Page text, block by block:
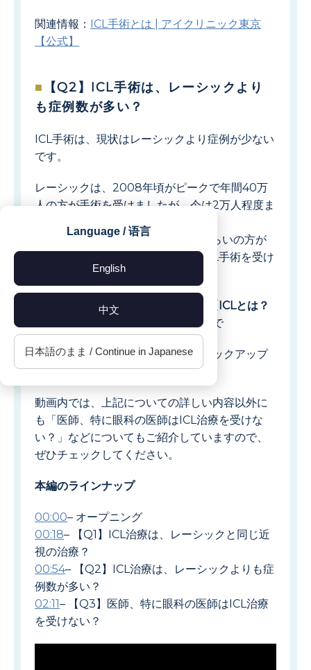
Language / 语言
English
中文
日本語のまま / Continue in Japanese
関連情報： ICL手術とは | アイクリニック東京
【公式】
【Q2】ICL手術は、レーシックより
も症例数が多い？
ICL手術は、現状はレーシックより症例が少ない
です。
レーシックは、2008年頃がピークで年間40万
人の方が手術を受けましたが、今は2万人程度ま
一方、ICLは年間で1万〜1万5千人くらいの方が
受けているという現状で、今後はICL手術を受け
る方が増えると言われています。
ICL手術のうそ？ほんと？シリーズ【ICLとは？
についてくわしくは動画本編で
今回は動画本編から内容の一部をピックアップ
してお伝えしました。
動画内では、上記についての詳しい内容以外に
も「医師、特に眼科の医師はICL治療を受けな
い？」などについてもご紹介していますので、
ぜひチェックしてください。
本編のラインナップ
00:00– オープニング
00:18– 【Q1】ICL治療は、レーシックと同じ近
視の治療？
00:54– 【Q2】ICL治療は、レーシックよりも症
例数が多い？
02:11– 【Q3】医師、特に眼科の医師はICL治療
を受けない？